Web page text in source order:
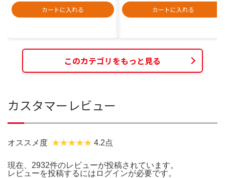
カートに入れる
カートに入れる
このカテゴリをもっと見る
カスタマーレビュー
オススメ度 4.2点
現在、2932件のレビューが投稿されています。
レビューを投稿するには ログインが必要です。